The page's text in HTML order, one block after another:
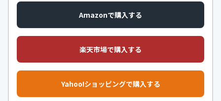
Amazonで購入する
楽天市場で購入する
Yahoo!ショッピングで購入する